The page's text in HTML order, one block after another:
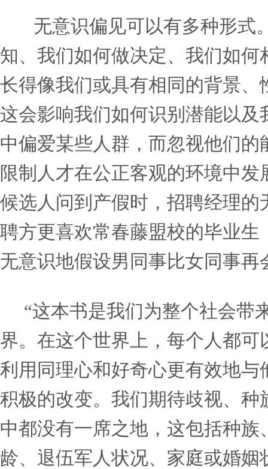
偏见是人类自然条件的一
见常常让我们不知道由于
待和体验周围的人、环境
及如何应对各种情况。忽
己和同事的职业发展的可
我们与伙伴的协作关系和
无意识偏见可以有多种形
知、我们如何做决定、我
长得像我们或具有相同的
这会影响我们如何识别潜
中偏爱某些人群，而忽视
限制人才在公正客观的环
候选人问到产假时，招聘